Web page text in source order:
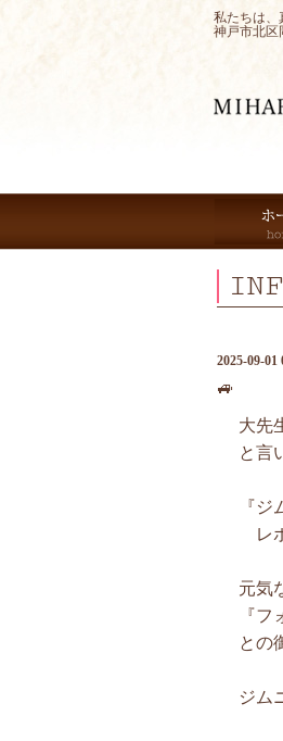
私たちは、
神戸市北区
2025-09-01
🚙
大先
と言
『
レ
元気
『
との
ジム